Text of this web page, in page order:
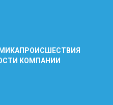
ПРОИСШЕСТВИЯ
КОМПАНИИ